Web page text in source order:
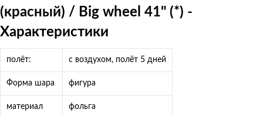
(красный) / Big wheel 41" (*) -
Характеристики
полёт: с воздухом, полёт 5 дней
Форма шара фигура
материал фольга